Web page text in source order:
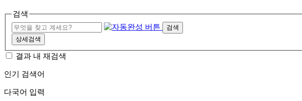
검색
검색
상세검색
결과 내 재검색
인기 검색어
다국어 입력